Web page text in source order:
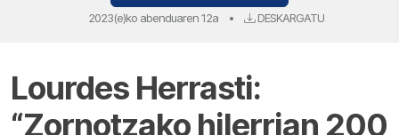
2023(e)ko abenduaren 12a • DESKARGATU
Lourdes Herrasti:
“Zornotzako hilerrian 200